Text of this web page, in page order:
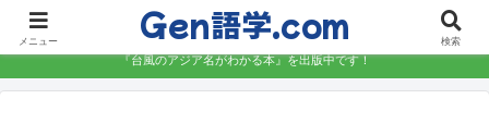
語学を楽しく、しっかりと学ぶ
『台風のアジア名がわかる本』を出版中です！
メニュー Gen語学.com 検索